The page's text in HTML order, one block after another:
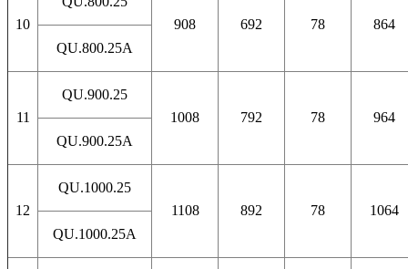
10
908
692 78
864
QU.800.25A
11
QU.900.25
1008
792 78
964
QU.900.25A
12
QU.1000.25
1108
892 78
1064
QU.1000.25A